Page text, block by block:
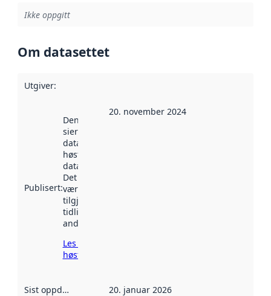
Ikke oppgitt
Om datasettet
Utgiver:
Publisert:
Denne datoen
sier når
datasettet ble
høstet av
data.norge.no.
Det kan ha
vært
tilgjengelig
tidligere
andre steder.
Les mer om
høsting her
20. november 2024
Sist oppdatert 20. januar 2026